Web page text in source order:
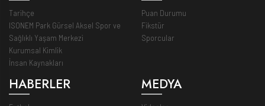
Tarihçe
ISONEM Park Gürsel Aksel Spor ve
Sağlıklı Yaşam Merkezi
Kurumsal Kimlik
İnsan Kaynakları
Puan Durumu
Fikstür
Sporcular
HABERLER MEDYA